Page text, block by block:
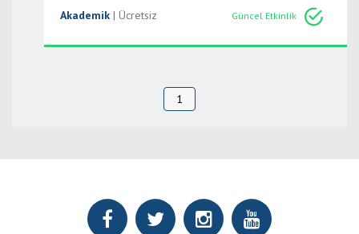
Güncel Etkinlik
Akademik | Ücretsiz
1